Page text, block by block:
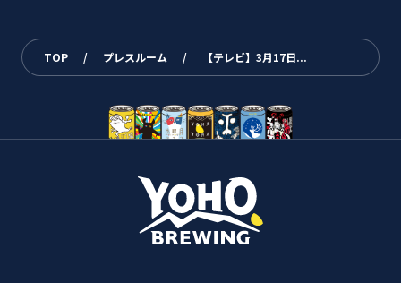
TOP / プレスルーム / 【テレビ】3月17日...